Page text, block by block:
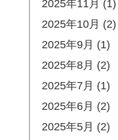
2025年11月 (1)
2025年10月 (2)
2025年9月 (1)
2025年8月 (2)
2025年7月 (1)
2025年6月 (2)
2025年5月 (2)